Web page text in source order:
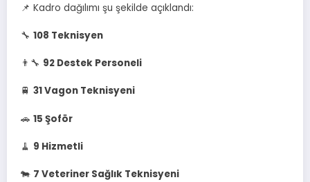
📌 Kadro dağılımı şu şekilde açıklandı:
🔧 108 Teknisyen
👨‍🔧 92 Destek Personeli
🚆 31 Vagon Teknisyeni
🚗 15 Şoför
🧹 9 Hizmetli
🐄 7 Veteriner Sağlık Teknisyeni